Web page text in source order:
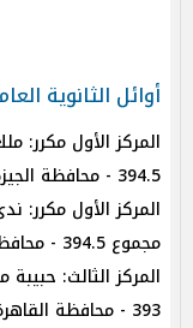
أوائل الثانوية العامة 2024 -
المركز الأول مكرر:
394.5 - محافظة الجيزة.
المركز الأول
مجموع 394.5 - محافظة الإسكندرية.
المركز الثالث:
393 - محافظة القاهرة.